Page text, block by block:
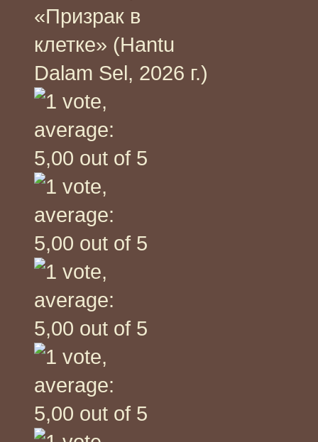
«Призрак в
клетке» (Hantu
Dalam Sel, 2026 г.)